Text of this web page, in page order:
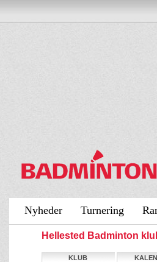
Nyheder Turnering
Hellested Badminton
KLUB